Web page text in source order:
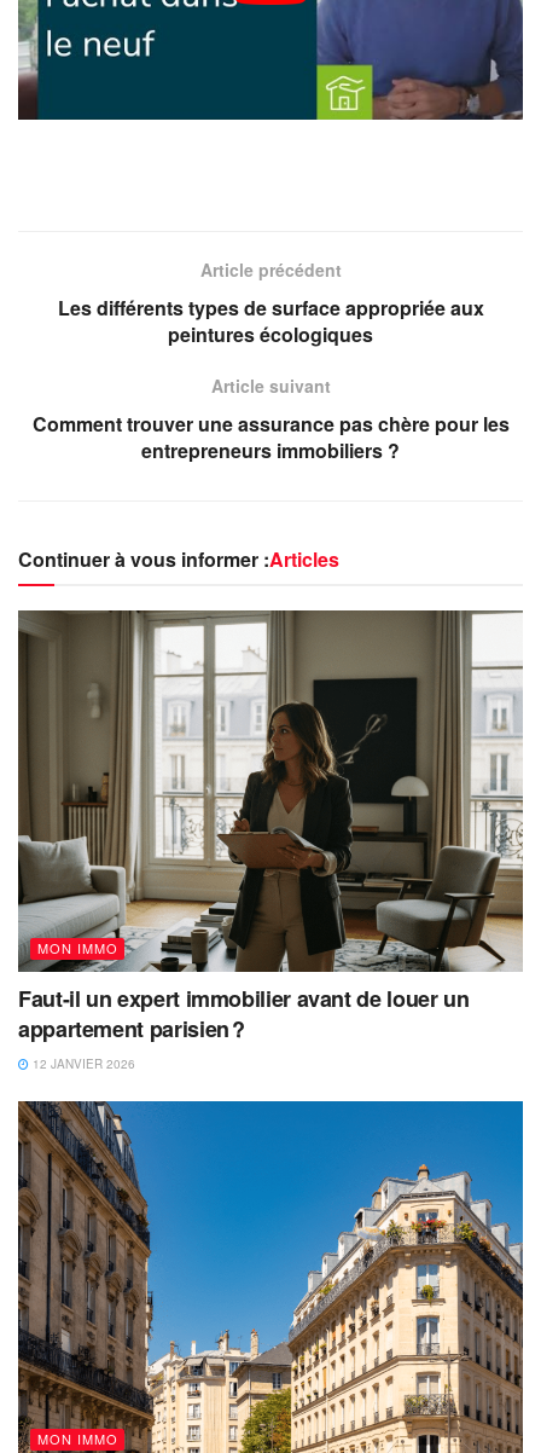
Article précédent
Les différents types de surface appropriée aux
peintures écologiques
Article suivant
Comment trouver une assurance pas chère pour les
entrepreneurs immobiliers ?
Continuer à vous informer :Articles
MON IMMO
Faut-il un expert immobilier avant de louer un
appartement parisien ?
12 JANVIER 2026
MON IMMO